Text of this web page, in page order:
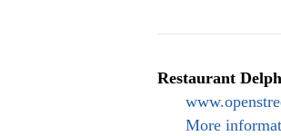
Restaurant
More